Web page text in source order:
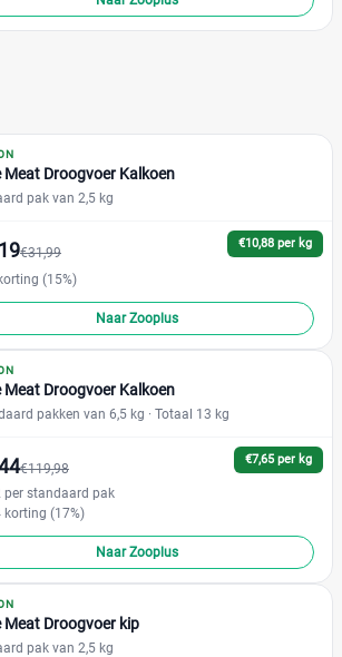
(0)
(0)
Meat Droogvoer Kalkoen
pak van 2,5 kg
€10,88 per kg
€31,99
(15%)
Naar Zooplus
Meat Droogvoer Kalkoen
pakken van 6,5 kg · Totaal 13 kg
€7,65 per kg
€119,98
per standaard pak
korting (17%)
Naar Zooplus
Meat Droogvoer kip
pak van 2,5 kg